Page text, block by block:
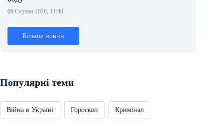
06 Серпня 2026, 11:40
Більше новин
Популярні теми
Війна в Україні Гороскоп Кримінал